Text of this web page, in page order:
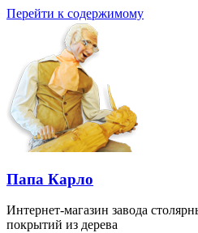
Перейти к содержимому
Папа Карло
Интернет-магазин завода
покрытий из дерева